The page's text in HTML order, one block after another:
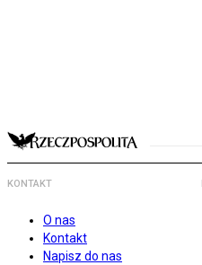
KONTAKT
O nas
Kontakt
Napisz do nas